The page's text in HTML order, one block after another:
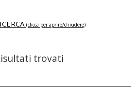
(clicca per aprire/chiudere)
trovati